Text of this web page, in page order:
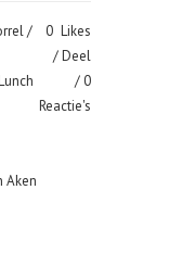
/
Aken
0 Likes
Deel
0
Reactie's